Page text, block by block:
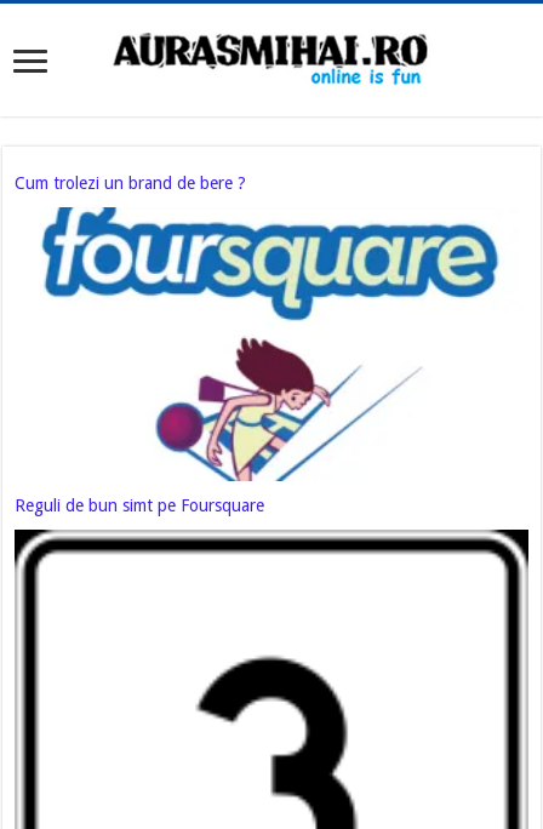
Cum trolezi un brand de bere ?
Reguli de bun simt pe Foursquare